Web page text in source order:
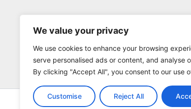
We value your privacy
We use cookies to enhance your browsing
serve personalised ads or content, and analyse
By clicking "Accept All", you consent to our use
Customise Reject All